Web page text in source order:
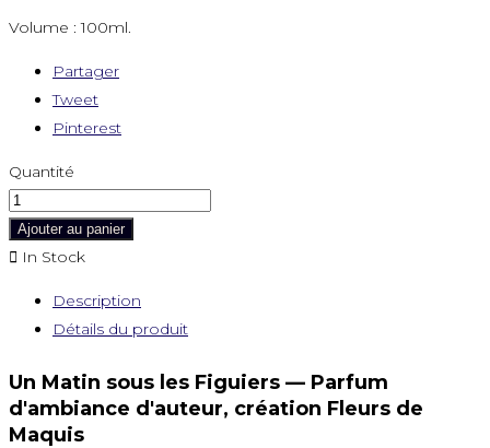
Volume : 100ml.
Partager
Tweet
Pinterest
Quantité
Ajouter au panier
 In Stock
Description
Détails du produit
Un Matin sous les Figuiers — Parfum
d'ambiance d'auteur, création Fleurs de
Maquis